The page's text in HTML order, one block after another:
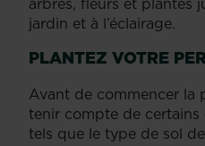
jardin et à l’éclairage.
PLANTEZ VOTRE
Avant de commencer la
tenir compte de certains
tels que le type de sol